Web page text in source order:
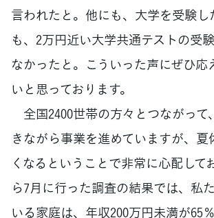
言われたと。他にも、大学を受験し
も、2万円近い大学共通テストの受
なかったと。こういった声にぜひ応
いと思っております。
全国2400世帯の方々とつながって
きながら事業を進めていますが、
くなるということで非常に心配して
ら7月に行った調査の結果では、私
いる家庭は、年収200万円未満が65